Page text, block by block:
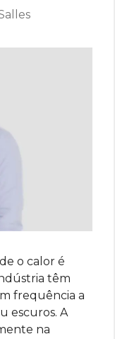
o calor é
têm
frequência a
escuros. A
na